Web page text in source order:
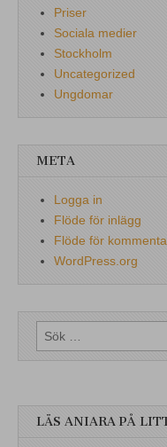
Priser
Sociala medier
Stockholm
Uncategorized
Ungdomar
META
Logga in
Flöde för inlägg
Flöde för
WordPress.org
Sök
efter:
LÄS ANIARA PÅ